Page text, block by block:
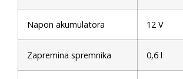
Napon akumulatora 12 V
Zapremina spremnika 0,6 l